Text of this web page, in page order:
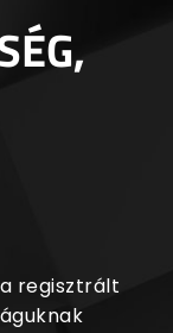
regisztrált